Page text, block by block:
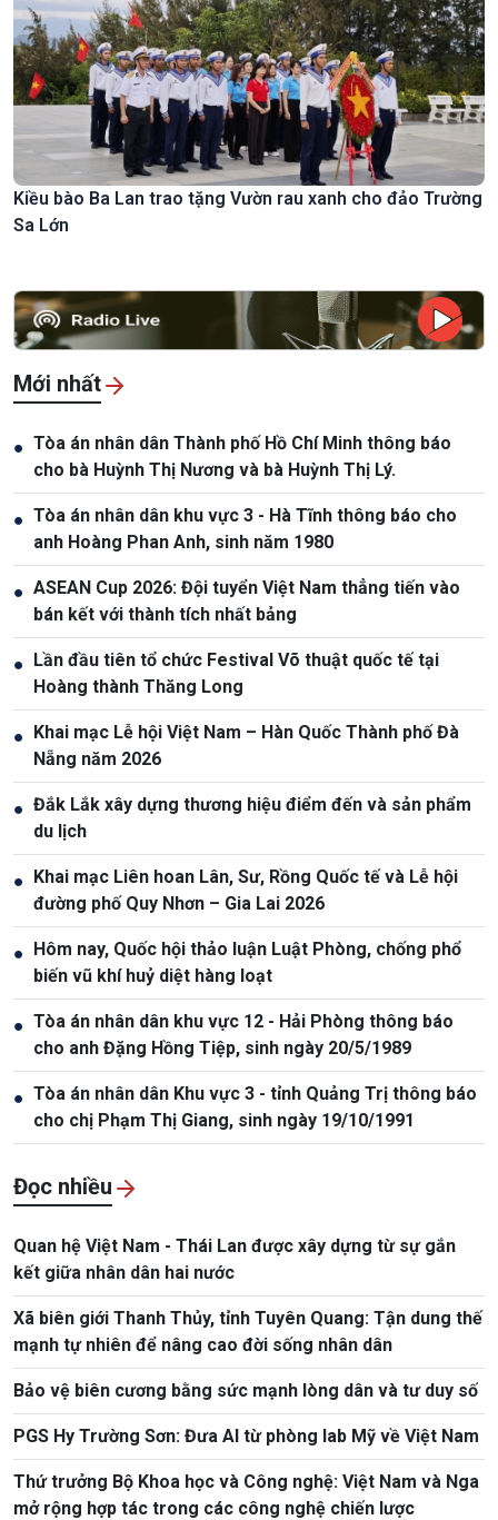
Kiều bào Ba Lan trao tặng Vườn rau xanh cho đảo Trường
Sa Lớn
Mới nhất
● Tòa án nhân dân Thành phố Hồ Chí Minh thông báo
cho bà Huỳnh Thị Nương và bà Huỳnh Thị Lý.
● Tòa án nhân dân khu vực 3 - Hà Tĩnh thông báo cho
anh Hoàng Phan Anh, sinh năm 1980
● ASEAN Cup 2026: Đội tuyển Việt Nam thẳng tiến vào
bán kết với thành tích nhất bảng
● Lần đầu tiên tổ chức Festival Võ thuật quốc tế tại
Hoàng thành Thăng Long
● Khai mạc Lễ hội Việt Nam – Hàn Quốc Thành phố Đà
Nẵng năm 2026
● Đắk Lắk xây dựng thương hiệu điểm đến và sản phẩm
du lịch
● Khai mạc Liên hoan Lân, Sư, Rồng Quốc tế và Lễ hội
đường phố Quy Nhơn – Gia Lai 2026
● Hôm nay, Quốc hội thảo luận Luật Phòng, chống phổ
biến vũ khí huỷ diệt hàng loạt
● Tòa án nhân dân khu vực 12 - Hải Phòng thông báo
cho anh Đặng Hồng Tiệp, sinh ngày 20/5/1989
● Tòa án nhân dân Khu vực 3 - tỉnh Quảng Trị thông báo
cho chị Phạm Thị Giang, sinh ngày 19/10/1991
Đọc nhiều
Quan hệ Việt Nam - Thái Lan được xây dựng từ sự gắn
kết giữa nhân dân hai nước
Xã biên giới Thanh Thủy, tỉnh Tuyên Quang: Tận dung thế
mạnh tự nhiên để nâng cao đời sống nhân dân
Bảo vệ biên cương bằng sức mạnh lòng dân và tư duy số
PGS Hy Trường Sơn: Đưa AI từ phòng lab Mỹ về Việt Nam
Thứ trưởng Bộ Khoa học và Công nghệ: Việt Nam và Nga
mở rộng hợp tác trong các công nghệ chiến lược